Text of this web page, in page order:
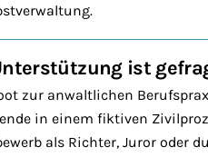
ist
zur anwaltlichen
in einem fiktiven
als Richter, Juror oder